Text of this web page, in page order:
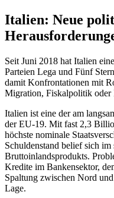
Italien: Neue
Seit Juni 2018 hat Italien
Parteien Lega und Fünf
damit Konfrontationen mit
Migration, Fiskalpolitik oder
Italien ist eine der am
der EU-19. Mit fast 2,3
höchste nominale
Schuldenstand belief sich
Bruttoinlandsprodukts.
Kredite im Banken­sektor,
Spaltung zwischen Nord
Lage.